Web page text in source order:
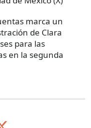
marca un
de Clara
para las
en la segunda